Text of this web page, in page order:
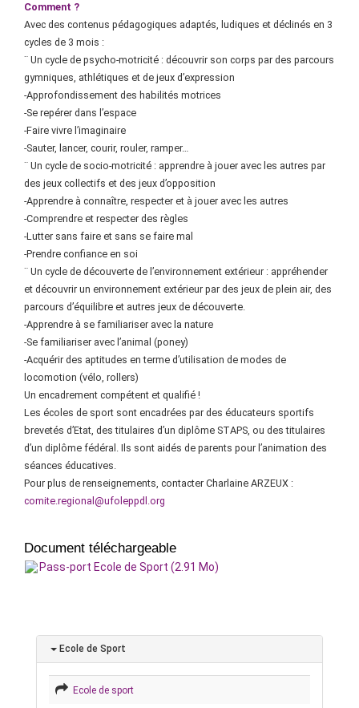
Comment ?
Avec des contenus pédagogiques adaptés, ludiques et déclinés en 3
cycles de 3 mois :
¨ Un cycle de psycho-motricité : découvrir son corps par des parcours
gymniques, athlétiques et de jeux d’expression
-Approfondissement des habilités motrices
-Se repérer dans l’espace
-Faire vivre l’imaginaire
-Sauter, lancer, courir, rouler, ramper…
¨ Un cycle de socio-motricité : apprendre à jouer avec les autres par
des jeux collectifs et des jeux d’opposition
-Apprendre à connaître, respecter et à jouer avec les autres
-Comprendre et respecter des règles
-Lutter sans faire et sans se faire mal
-Prendre confiance en soi
¨ Un cycle de découverte de l’environnement extérieur : appréhender
et découvrir un environnement extérieur par des jeux de plein air, des
parcours d’équilibre et autres jeux de découverte.
-Apprendre à se familiariser avec la nature
-Se familiariser avec l’animal (poney)
-Acquérir des aptitudes en terme d’utilisation de modes de
locomotion (vélo, rollers)
Un encadrement compétent et qualifié !
Les écoles de sport sont encadrées par des éducateurs sportifs
brevetés d’Etat, des titulaires d’un diplôme STAPS, ou des titulaires
d’un diplôme fédéral. Ils sont aidés de parents pour l’animation des
séances éducatives.
Pour plus de renseignements, contacter Charlaine ARZEUX :
comite.regional@ufoleppdl.org
Document téléchargeable
Pass-port Ecole de Sport (2.91 Mo)
Ecole de Sport
Ecole de sport